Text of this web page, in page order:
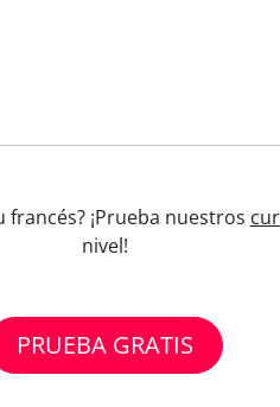
¡Prueba nuestros
nivel!
PRUEBA GRATIS